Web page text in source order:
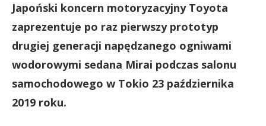
Japoński koncern motoryzacyjny Toyota
zaprezentuje po raz pierwszy prototyp
drugiej generacji napędzanego ogniwami
wodorowymi sedana Mirai podczas salonu
samochodowego w Tokio 23 października
2019 roku.